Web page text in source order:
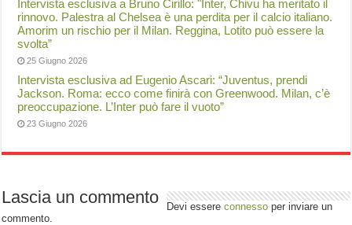
Intervista esclusiva a Bruno Cirillo: "Inter, Chivu ha meritato il
rinnovo. Palestra al Chelsea è una perdita per il calcio italiano.
Amorim un rischio per il Milan. Reggina, Lotito può essere la
svolta”
25 Giugno 2026
Intervista esclusiva ad Eugenio Ascari: “Juventus, prendi
Jackson. Roma: ecco come finirà con Greenwood. Milan, c’è
preoccupazione. L’Inter può fare il vuoto”
23 Giugno 2026
Lascia un commento Devi essereconnesso per inviare un
commento.